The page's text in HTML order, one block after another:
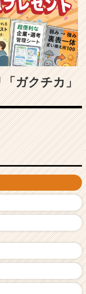
ガクチカ」